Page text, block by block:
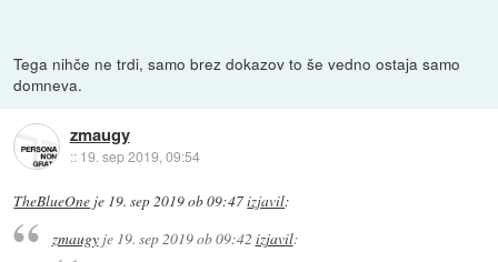
Tega nihče ne trdi, samo brez dokazov to še vedno ostaja samo
domneva.
zmaugy
:: 19. sep 2019, 09:54
TheBlueOne je 19. sep 2019 ob 09:47izjavil:
zmaugyje 19. sep 2019 ob 09:42 izjavil: